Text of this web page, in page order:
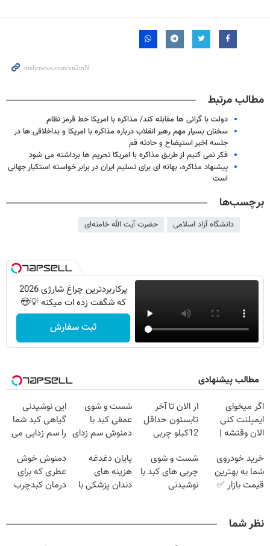
مطالب مرتبط
دولت با گرانی ها مقابله کند/ مذاکره با امریکا خط قرمز نظام
سخنان بسیار مهم رهبر انقلاب درباره مذاکره با امریکا و بداخلاقی ها در
جلسه اخیر استیضاح و حادثه قم
فکر نمی کنیم از طریق مذاکره با امریکا تحریم ها برداشته می شود
پیشنهاد مذاکره، بهانه ای برای تسلیم ایران در برابر خواسته استکبار جهانی
است
برچسب‌ها
دانشگاه آزاد اسلامی حضرت آیت الله خامنه‌ای
پرکاربردترین چراغ شارژی 2026
که شگفت زده ات میکنه 💡😍
ثبت سفارش
مطالب پیشنهادی
اگر میخوای
ایمپلنت کنی
الان وقتشه |
میلیون تومان!!!
از الان تا آخر
تابستون حداقل
12کیلو چربی
شست و شوی
عمقی کبد با
دمنوش سم زدای
این نوشیدنی
گیاهی کبد شما
را سم زدایی می
مرجوعی)
خرید خودروی
شما به بهترین
قیمت بازار ✅
شست و شوی
چربی های کبد با
نوشیدنی
پایان دغدغه
هزینه های
دندان پزشکی با
دمنوش خوش
عطری که برای
درمان کبدچرب
نظر شما